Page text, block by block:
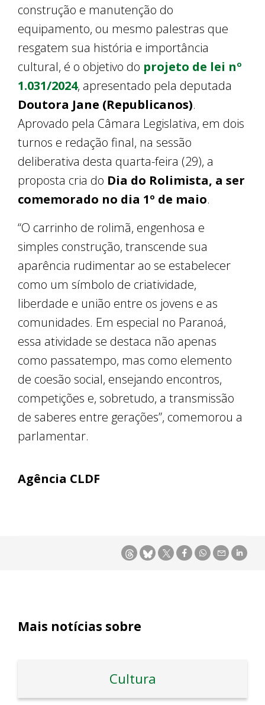
construção e manutenção do
equipamento, ou mesmo palestras que
resgatem sua história e importância
cultural, é o objetivo do projeto de lei nº
1.031/2024, apresentado pela deputada
Doutora Jane (Republicanos).
Aprovado pela Câmara Legislativa, em dois
turnos e redação final, na sessão
deliberativa desta quarta-feira (29), a
proposta cria do Dia do Rolimista, a ser
comemorado no dia 1º de maio.
“O carrinho de rolimã, engenhosa e
simples construção, transcende sua
aparência rudimentar ao se estabelecer
como um símbolo de criatividade,
liberdade e união entre os jovens e as
comunidades. Em especial no Paranoá,
essa atividade se destaca não apenas
como passatempo, mas como elemento
de coesão social, ensejando encontros,
competições e, sobretudo, a transmissão
de saberes entre gerações”, comemorou a
parlamentar.
Agência CLDF
Mais notícias sobre
Cultura